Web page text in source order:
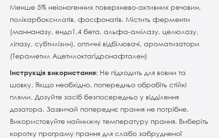
Менше 5% неіоногенних поверхнево-активних речовин,
полікарбоксилатів, фосфонатів. Містить ферменти
(маннаназу, ендо1,4 бета, альфа-амілазу, целюлазу,
ліпазу, субтилізин), оптичні відбілювачі, ароматизатори
(Тераметил Ацетилоктагідронафтален)
Інструкція використання: Не підходить для вовни та
шовку. Якщо необхідно, попередньо обробіть стійкі
плями. Дозуйте засіб безпосередньо у відділення
дозатора. Зазвичай попереднє прання не потрібне.
Використовуйте найнижчу температуру прання. Виберіть
коротку програму прання для слабо забрудненої